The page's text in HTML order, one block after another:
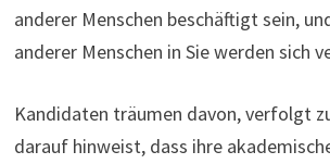
anderer Menschen beschäftigt sein,
anderer Menschen in Sie werden sich
Kandidaten träumen davon, verfolgt
darauf hinweist, dass ihre